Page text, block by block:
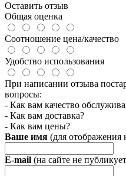
Оставить отзыв
Общая оценка
Соотношение цена/качество
Удобство использования
При написании отзыва
вопросы:
- Как вам качество
- Как вам доставка?
- Как вам цены?
Ваше имя (для отображения
E-mail (на сайте не